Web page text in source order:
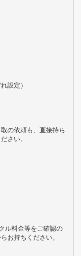
設定）
の依頼も、直接持ち
さい。
ル料金等をご確認の
お持ちください。